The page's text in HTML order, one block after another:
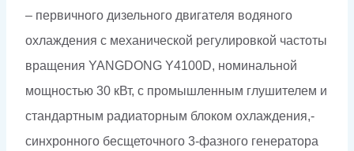
– первичного дизельного двигателя водяного
охлаждения с механической регулировкой частоты
вращения YANGDONG Y4100D, номинальной
мощностью 30 кВт, с промышленным глушителем и
стандартным радиаторным блоком охлаждения,-
синхронного бесщеточного 3-фазного генератора